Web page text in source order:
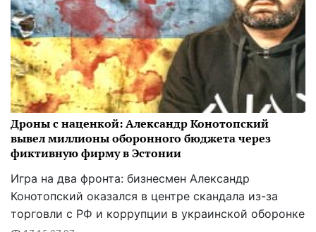
Дроны с наценкой: Александр Конотопский
вывел миллионы оборонного бюджета через
фиктивную фирму в Эстонии
Игра на два фронта: бизнесмен Александр
Конотопский оказался в центре скандала из-за
торговли с РФ и коррупции в украинской оборонке